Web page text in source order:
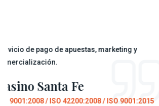
de apuestas, marketing y
Fe
/ ISO 42200:2008 / ISO 9001:2015